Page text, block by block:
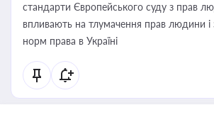
стандарти Європейського суду з прав
впливають на тлумачення прав людини і
норм права в Україні